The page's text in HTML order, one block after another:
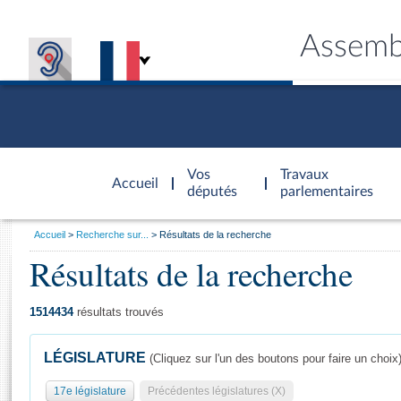
Accueil
d'accueil
Vos
députés
Travaux
parlementaires
Général
Vous
Accueil Recherche sur... Résultats de la recherche
Résultats de la recherche
1514434résultats trouvés
LÉGISLATURE (Cliquez sur l'un des boutons pour faire un choix)
17e législature Précédentes législatures (X)